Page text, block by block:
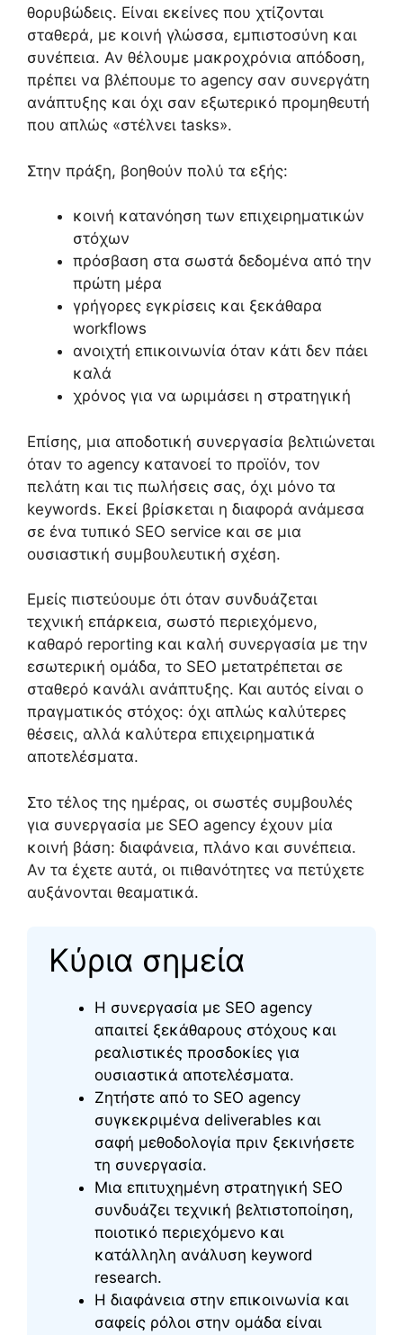
θορυβώδεις. Είναι εκείνες που χτίζονται
σταθερά, με κοινή γλώσσα, εμπιστοσύνη και
συνέπεια. Αν θέλουμε μακροχρόνια απόδοση,
πρέπει να βλέπουμε το agency σαν συνεργάτη
ανάπτυξης και όχι σαν εξωτερικό προμηθευτή
που απλώς «στέλνει tasks».
Στην πράξη, βοηθούν πολύ τα εξής:
κοινή κατανόηση των επιχειρηματικών
στόχων
πρόσβαση στα σωστά δεδομένα από την
πρώτη μέρα
γρήγορες εγκρίσεις και ξεκάθαρα
workflows
ανοιχτή επικοινωνία όταν κάτι δεν πάει
καλά
χρόνος για να ωριμάσει η στρατηγική
Επίσης, μια αποδοτική συνεργασία βελτιώνεται
όταν το agency κατανοεί το προϊόν, τον
πελάτη και τις πωλήσεις σας, όχι μόνο τα
keywords. Εκεί βρίσκεται η διαφορά ανάμεσα
σε ένα τυπικό SEO service και σε μια
ουσιαστική συμβουλευτική σχέση.
Εμείς πιστεύουμε ότι όταν συνδυάζεται
τεχνική επάρκεια, σωστό περιεχόμενο,
καθαρό reporting και καλή συνεργασία με την
εσωτερική ομάδα, το SEO μετατρέπεται σε
σταθερό κανάλι ανάπτυξης. Και αυτός είναι ο
πραγματικός στόχος: όχι απλώς καλύτερες
θέσεις, αλλά καλύτερα επιχειρηματικά
αποτελέσματα.
Στο τέλος της ημέρας, οι σωστές συμβουλές
για συνεργασία με SEO agency έχουν μία
κοινή βάση: διαφάνεια, πλάνο και συνέπεια.
Αν τα έχετε αυτά, οι πιθανότητες να πετύχετε
αυξάνονται θεαματικά.
Κύρια σημεία
Η συνεργασία με SEO agency
απαιτεί ξεκάθαρους στόχους και
ρεαλιστικές προσδοκίες για
ουσιαστικά αποτελέσματα.
Ζητήστε από το SEO agency
συγκεκριμένα deliverables και
σαφή μεθοδολογία πριν ξεκινήσετε
τη συνεργασία.
Μια επιτυχημένη στρατηγική SEO
συνδυάζει τεχνική βελτιστοποίηση,
ποιοτικό περιεχόμενο και
κατάλληλη ανάλυση keyword
research.
Η διαφάνεια στην επικοινωνία και
σαφείς ρόλοι στην ομάδα είναι